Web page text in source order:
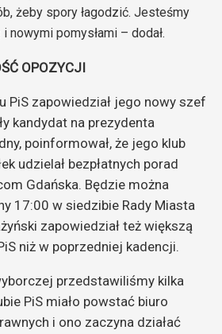
żeby spory łagodzić. Jesteśmy
nowymi pomysłami – dodał.
OPOZYCJI
PiS zapowiedział jego nowy szef
kandydat na prezydenta
poinformował, że jego klub
udzielał bezpłatnych porad
Gdańska. Będzie można
17:00 w siedzibie Rady Miasta
zapowiedział też większą
niż w poprzedniej kadencji.
przedstawiliśmy kilka
PiS miało powstać biuro
i ono zaczyna działać